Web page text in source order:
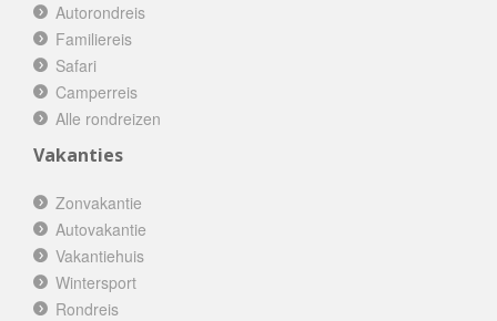
Autorondreis
Familiereis
Safari
Camperreis
Alle rondreizen
Vakanties
Zonvakantie
Autovakantie
Vakantiehuis
Wintersport
Rondreis